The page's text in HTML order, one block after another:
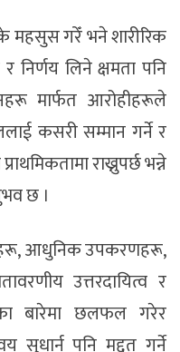
महसुस गरेँ भने शारीरिक
निर्णय लिने क्षमता पनि
मार्फत आरोहीहरूले
कसरी सम्मान गर्ने र
राख्नुपर्छ भन्ने
छ ।
आधुनिक उपकरणहरू,
उत्तरदायित्व र
बारेमा छलफल गरेर